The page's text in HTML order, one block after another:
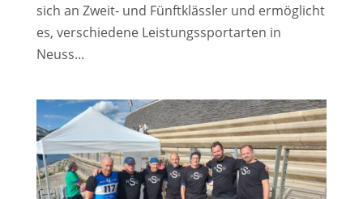
sich an Zweit- und Fünftklässler und ermöglicht
es, verschiedene Leistungssportarten in
Neuss...